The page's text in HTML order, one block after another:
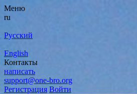
Меню
ru
Русский
English
Контакты
написать
support@one-bro.org
Регистрация Войти